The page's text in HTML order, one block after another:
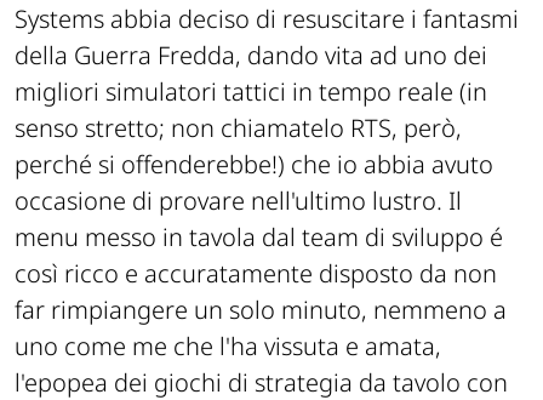
Systems abbia deciso di resuscitare i fantasmi
della Guerra Fredda, dando vita ad uno dei
migliori simulatori tattici in tempo reale (in
senso stretto; non chiamatelo RTS, però,
perché si offenderebbe!) che io abbia avuto
occasione di provare nell'ultimo lustro. Il
menu messo in tavola dal team di sviluppo é
così ricco e accuratamente disposto da non
far rimpiangere un solo minuto, nemmeno a
uno come me che l'ha vissuta e amata,
l'epopea dei giochi di strategia da tavolo con